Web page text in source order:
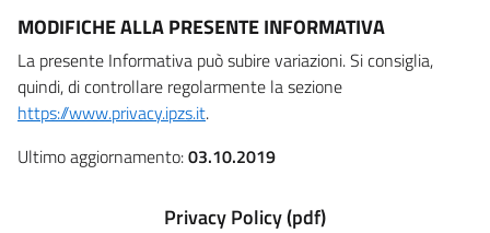
MODIFICHE ALLA PRESENTE INFORMATIVA
La presente Informativa può subire variazioni. Si consiglia,
quindi, di controllare regolarmente la sezione
https://www.privacy.ipzs.it.
Ultimo aggiornamento:03.10.2019
Privacy Policy (pdf)